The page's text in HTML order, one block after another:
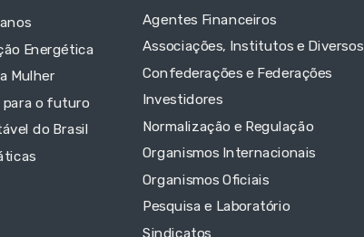
Energética
Mulher
para o futuro
do Brasil
Agentes Financeiros
Associações, Institutos e Diversos
Confederações e Federações
Investidores
Normalização e Regulação
Organismos Internacionais
Organismos Oficiais
Pesquisa e Laboratório
Sindicatos